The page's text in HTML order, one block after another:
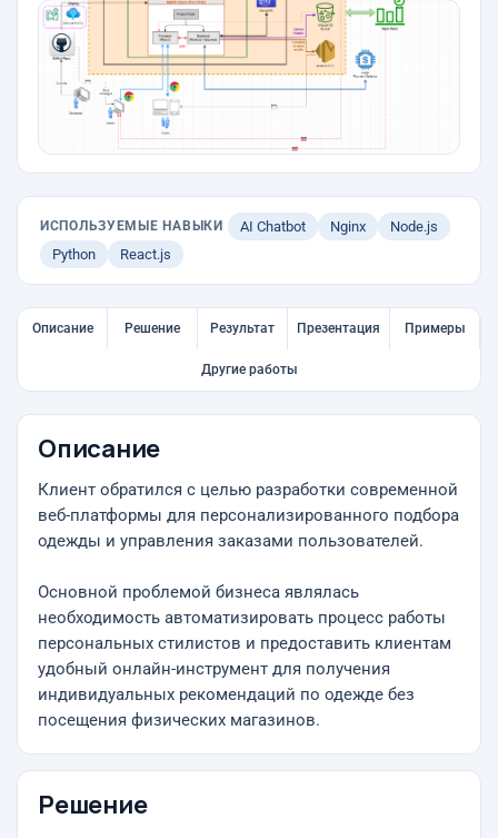
ИСПОЛЬЗУЕМЫЕ НАВЫКИ AI Chatbot Nginx
Node.js
Python
React.js
Описание Решение Результат Презентация Примеры
Другие работы
Описание
Клиент обратился с целью разработки современной
веб-платформы для персонализированного подбора
одежды и управления заказами пользователей.
Основной проблемой бизнеса являлась
необходимость автоматизировать процесс работы
персональных стилистов и предоставить клиентам
удобный онлайн-инструмент для получения
индивидуальных рекомендаций по одежде без
посещения физических магазинов.
Решение